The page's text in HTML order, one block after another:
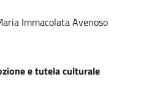
Immacolata Avenoso
e tutela culturale